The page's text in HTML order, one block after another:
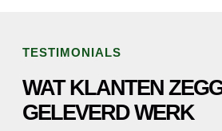
TESTIMONIALS
WAT KLANTEN
GELEVERD WERK